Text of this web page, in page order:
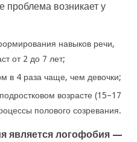
проблема возникает у
навыков речи,
от 2 до 7 лет;
в 4 раза чаще, чем девочки;
возрасте (15–17
полового созревания.
является логофобия —